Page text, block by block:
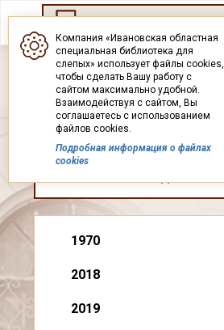
Компания «Ивановская областная
специальная библиотека для
слепых» использует файлы cookies,
чтобы сделать Вашу работу с
сайтом максимально удобной.
Взаимодействуя с сайтом, Вы
соглашаетесь с использованием
файлов cookies.
Подробная информация о файлах
cookies
Переход на старый
1970
2018
2019